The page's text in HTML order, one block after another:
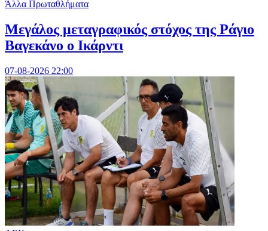
Άλλα Πρωταθλήματα
Μεγάλος μεταγραφικός στόχος της Ράγιο
Βαγεκάνο ο Ικάρντι
07-08-2026 22:00